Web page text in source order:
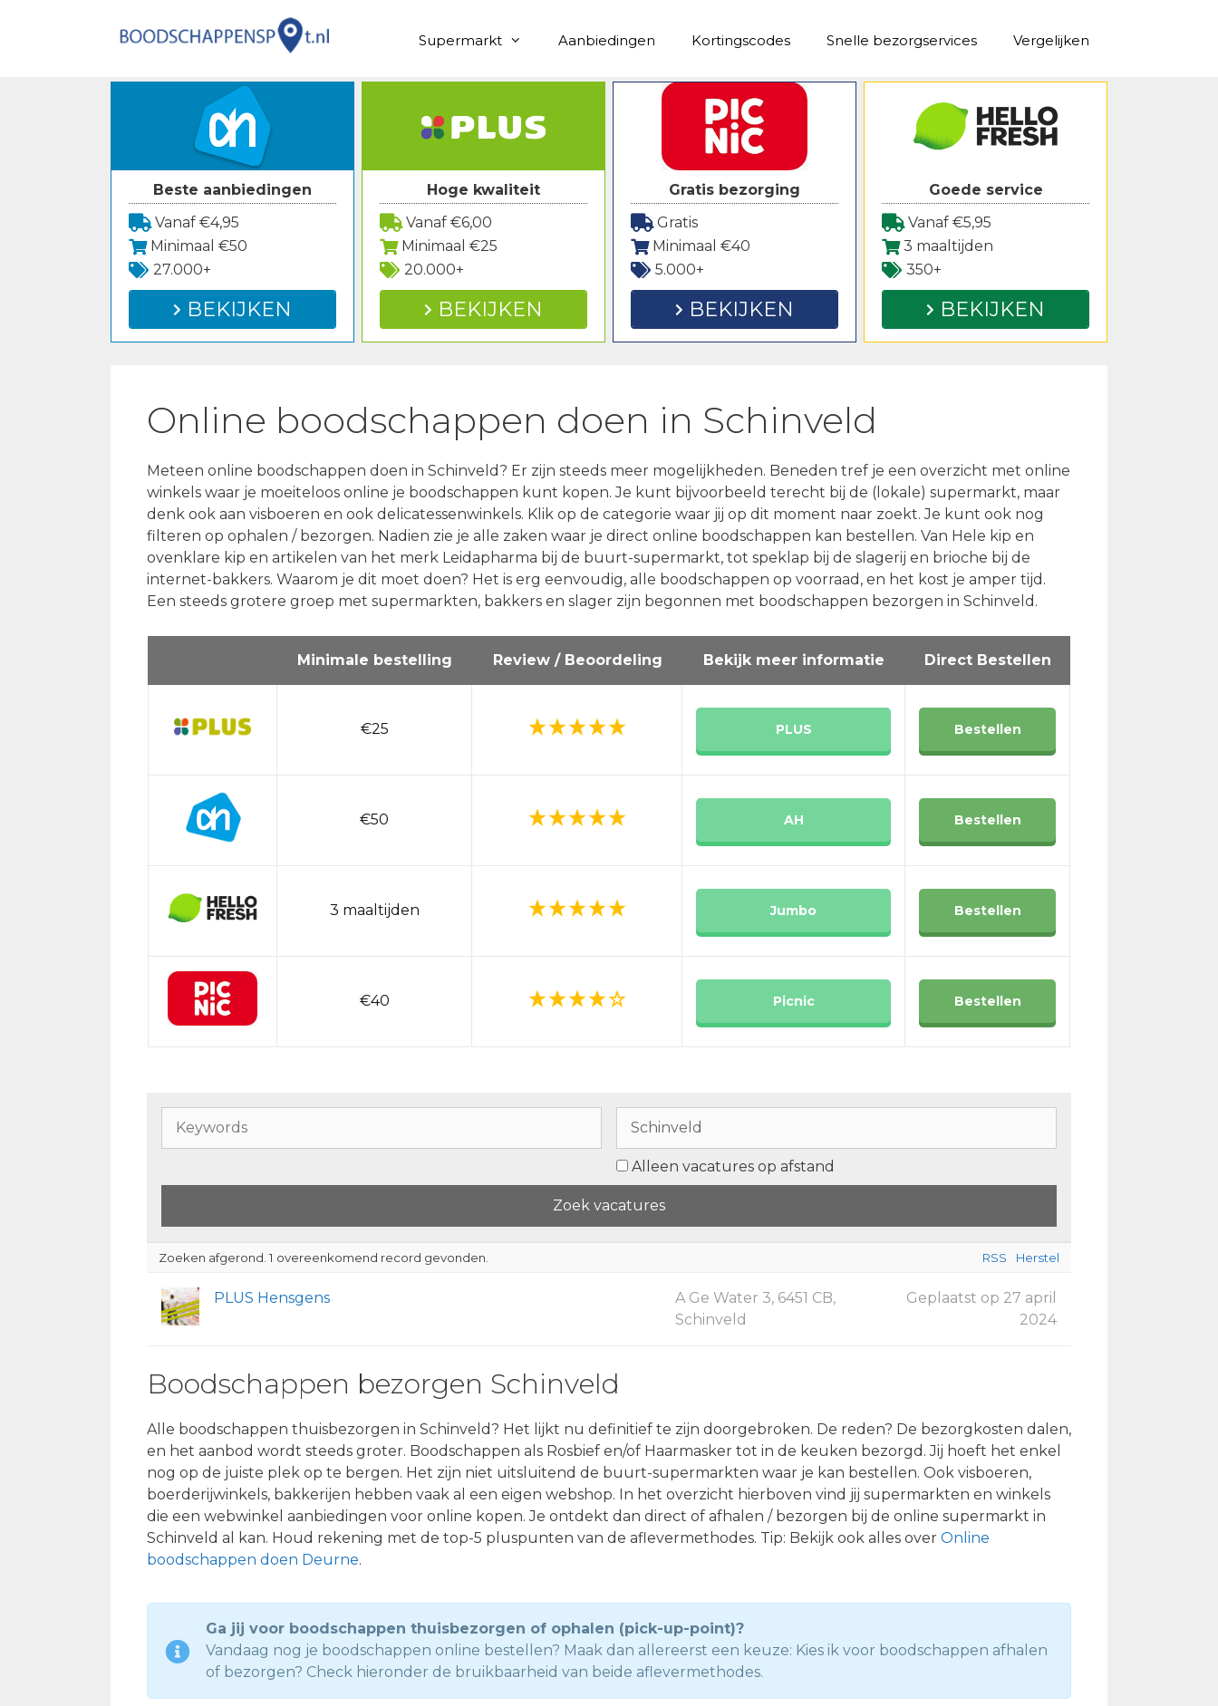
Supermarkt Aanbiedingen Kortingscodes Snelle bezorgservices Vergelijken
Beste aanbiedingen
Vanaf €4,95
Minimaal €50
27.000+
BEKIJKEN
Hoge kwaliteit
Vanaf €6,00
Minimaal €25
20.000+
BEKIJKEN
Gratis bezorging
Gratis
Minimaal €40
5.000+
BEKIJKEN
Goede service
Vanaf €5,95
3 maaltijden
350+
BEKIJKEN
Online boodschappen doen in Schinveld
Meteen online boodschappen doen in Schinveld? Er zijn steeds meer mogelijkheden. Beneden tref je een overzicht met online
winkels waar je moeiteloos online je boodschappen kunt kopen. Je kunt bijvoorbeeld terecht bij de (lokale) supermarkt, maar
denk ook aan visboeren en ook delicatessenwinkels. Klik op de categorie waar jij op dit moment naar zoekt. Je kunt ook nog
filteren op ophalen / bezorgen. Nadien zie je alle zaken waar je direct online boodschappen kan bestellen. Van Hele kip en
ovenklare kip en artikelen van het merk Leidapharma bij de buurt-supermarkt, tot speklap bij de slagerij en brioche bij de
internet-bakkers. Waarom je dit moet doen? Het is erg eenvoudig, alle boodschappen op voorraad, en het kost je amper tijd.
Een steeds grotere groep met supermarkten, bakkers en slager zijn begonnen met boodschappen bezorgen in Schinveld.
Minimale bestelling Review / Beoordeling Bekijk meer informatie Direct Bestellen
€25 PLUS Bestellen
€50 AH Bestellen
3 maaltijden Jumbo Bestellen
€40 Picnic Bestellen
Alleen vacatures op afstand
Zoeken afgerond. 1 overeenkomend record gevonden. Herstel
RSS
PLUS Hensgens
A Ge Water 3, 6451 CB,
Schinveld
Geplaatst op 27 april
2024
Boodschappen bezorgen Schinveld
Alle boodschappen thuisbezorgen in Schinveld? Het lijkt nu definitief te zijn doorgebroken. De reden? De bezorgkosten dalen,
en het aanbod wordt steeds groter. Boodschappen als Rosbief en/of Haarmasker tot in de keuken bezorgd. Jij hoeft het enkel
nog op de juiste plek op te bergen. Het zijn niet uitsluitend de buurt-supermarkten waar je kan bestellen. Ook visboeren,
boerderijwinkels, bakkerijen hebben vaak al een eigen webshop. In het overzicht hierboven vind jij supermarkten en winkels
die een webwinkel aanbiedingen voor online kopen. Je ontdekt dan direct of afhalen / bezorgen bij de online supermarkt in
Schinveld al kan. Houd rekening met de top-5 pluspunten van de aflevermethodes. Tip: Bekijk ook alles over Online
boodschappen doen Deurne.
Ga jij voor boodschappen thuisbezorgen of ophalen (pick-up-point)?
Vandaag nog je boodschappen online bestellen? Maak dan allereerst een keuze: Kies ik voor boodschappen afhalen
of bezorgen? Check hieronder de bruikbaarheid van beide aflevermethodes.